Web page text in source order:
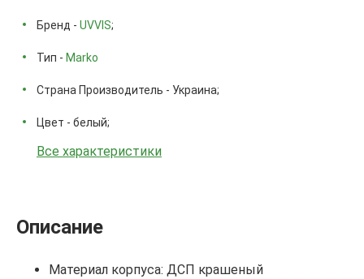
Бренд - UVVIS;
Тип - Marko
Страна Производитель - Украина;
Цвет - белый;
Все характеристики
Описание
Материал корпуса: ДСП крашеный